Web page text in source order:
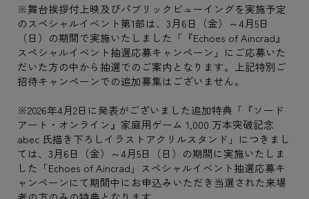
※舞台挨拶付上映及びパブリックビューイングを実施予定
のスペシャルイベント第1部は、3月6日（金）～4月5日
（日）の期間で実施いたしました「『Echoes of Aincrad』
スペシャルイベント抽選応募キャンペーン」にご応募いた
だいた方の中から抽選でのご案内となります。上記特別ご
招待キャンペーンでの追加募集はございません。
※2026年4月2日に発表がございました追加特典「『ソード
アート・オンライン』家庭用ゲーム 1,000 万本突破記念
abec 氏描き下ろしイラストアクリルスタンド」につきまし
ては、3月6日（金）～4月5日（日）の期間に実施いたしま
した「Echoes of Aincrad」スペシャルイベント抽選応募キ
ャンペーンにて期間中にお申込みいただき当選された来場